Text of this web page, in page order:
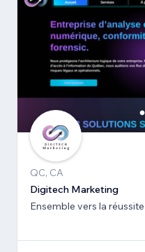
QC, CA
Digitech Marketing
Ensemble vers la réussite